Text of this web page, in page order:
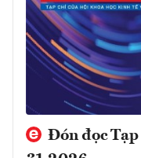
Đón đọc